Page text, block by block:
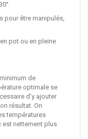
pour être manipulés,
pot ou en pleine
de
optimale se
d’y ajouter
résultat. On
températures
est nettement plus